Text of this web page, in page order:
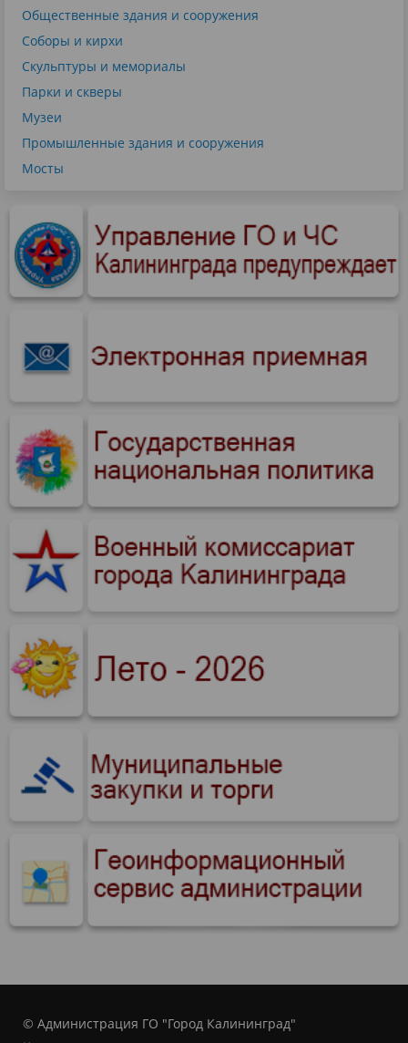
Общественные здания и сооружения
Соборы и кирхи
Скульптуры и мемориалы
Парки и скверы
Музеи
Промышленные здания и сооружения
Мосты
© Администрация ГО "Город Калининград"